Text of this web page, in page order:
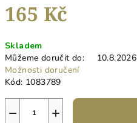
165 Kč
cena:
Skladem
Můžeme doručit do:
10.8.2026
Možnosti doručení
Kód: 1083789
+
−